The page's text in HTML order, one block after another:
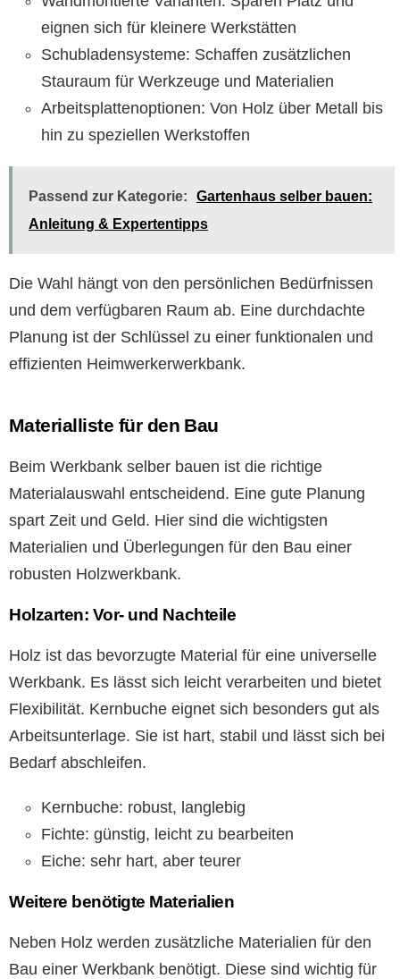
eignen sich für kleinere Werkstätten
Schubladensysteme: Schaffen zusätzlichen
Stauraum für Werkzeuge und Materialien
Arbeitsplattenoptionen: Von Holz über Metall bis
hin zu speziellen Werkstoffen
Passend zur Kategorie:
Gartenhaus selber bauen:
Anleitung & Expertentipps
Die Wahl hängt von den persönlichen Bedürfnissen
und dem verfügbaren Raum ab. Eine durchdachte
Planung ist der Schlüssel zu einer funktionalen und
effizienten Heimwerkerwerkbank.
Materialliste für den Bau
Beim Werkbank selber bauen ist die richtige
Materialauswahl entscheidend. Eine gute Planung
spart Zeit und Geld. Hier sind die wichtigsten
Materialien und Überlegungen für den Bau einer
robusten Holzwerkbank.
Holzarten: Vor- und Nachteile
Holz ist das bevorzugte Material für eine universelle
Werkbank. Es lässt sich leicht verarbeiten und bietet
Flexibilität. Kernbuche eignet sich besonders gut als
Arbeitsunterlage. Sie ist hart, stabil und lässt sich bei
Bedarf abschleifen.
Kernbuche: robust, langlebig
Fichte: günstig, leicht zu bearbeiten
Eiche: sehr hart, aber teurer
Weitere benötigte Materialien
Neben Holz werden zusätzliche Materialien für den
Bau einer Werkbank benötigt. Diese sind wichtig für